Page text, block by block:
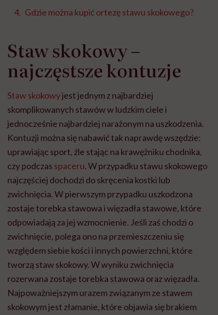
Gdzie można kupić ortezę stawu skokowego?
Staw skokowy –
najczęstsze kontuzje
Staw skokowyjest jednym z najbardziej
skomplikowanych stawów w ludzkim ciele i
jednocześnie najbardziej narażonym na uszkodzenia.
Kontuzji można się nabawić tak naprawdę wszędzie:
uprawiając sport, źle stając na krawężniku chodnika,
czy podczas spaceru. W przypadku stawu skokowego
najczęściej dochodzi do skręcenia kostki lub
zwichnięcia. W pierwszym przypadku uszkodzona
zostaje torebka stawowa i więzadła stawowe, które
odpowiadają za jej wzmocnienie. Jeśli zaś chodzi o
zwichnięcie, polega ono na przemieszczeniu się
względem siebie kości i innych powierzchni, które
tworzą staw skokowy. W wyniku zwichnięcia
rozerwana zostaje torebka stawowa oraz więzadła.
Najpoważniejszym urazem związanym ze stawem
skokowym jest złamanie, które objawia się brakiem